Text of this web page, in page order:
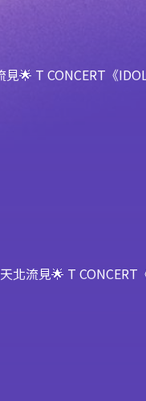
🌟 T CONCERT《
北流見🌟 T